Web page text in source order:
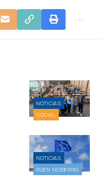
NOTICIAS
SOCIAL
NOTICIAS
BUEN GOBIERNO